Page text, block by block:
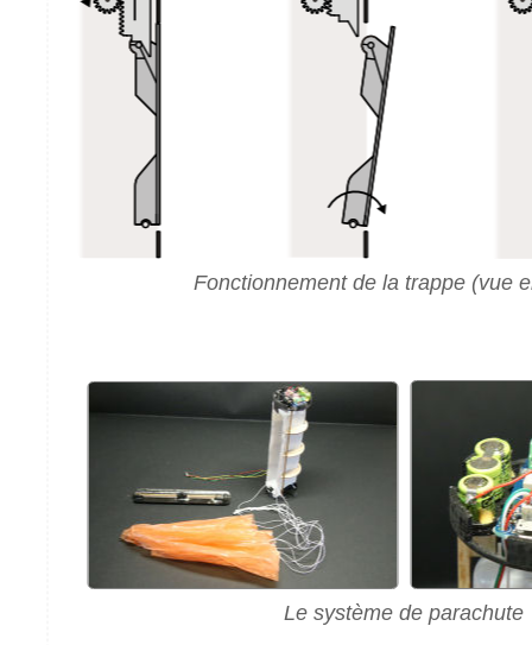
Fonctionnement de la trappe (vue
Le système de parachute